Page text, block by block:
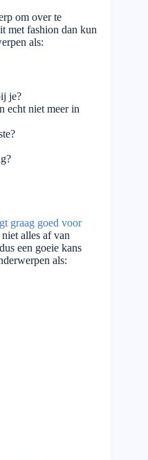
om over te
met fashion dan kun
als:
je?
echt niet meer in
graag goed voor
alles af van
een goeie kans
als: